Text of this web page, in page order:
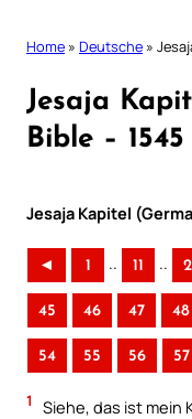
Home » Deutsche »
Jesaja
Bible – 1545
Jesaja Kapitel
◄ 1 .. 11 ..
45 46 47 48
54 55 56 57
1
Siehe, das ist mein